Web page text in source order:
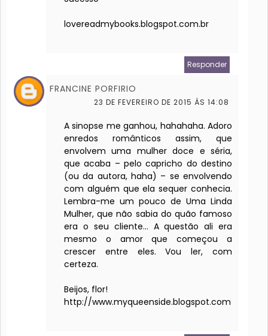
lovereadmybooks.blogspot.com.br
Responder
FRANCINE PORFIRIO
23 DE FEVEREIRO DE 2015 ÀS 14:08
A sinopse me ganhou, hahahaha. Adoro
enredos românticos assim, que
envolvem uma mulher doce e séria,
que acaba – pelo capricho do destino
(ou da autora, haha) – se envolvendo
com alguém que ela sequer conhecia.
Lembra-me um pouco de Uma Linda
Mulher, que não sabia do quão famoso
era o seu cliente… A questão ali era
mesmo o amor que começou a
crescer entre eles. Vou ler, com
certeza.
Beijos, flor!
http://www.myqueenside.blogspot.com